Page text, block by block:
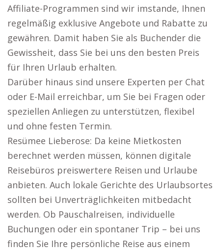
Affiliate-Programmen sind wir imstande, Ihnen
regelmäßig exklusive Angebote und Rabatte zu
gewähren. Damit haben Sie als Buchender die
Gewissheit, dass Sie bei uns den besten Preis
für Ihren Urlaub erhalten.
Darüber hinaus sind unsere Experten per Chat
oder E-Mail erreichbar, um Sie bei Fragen oder
speziellen Anliegen zu unterstützen, flexibel
und ohne festen Termin.
Resümee Lieberose: Da keine Mietkosten
berechnet werden müssen, können digitale
Reisebüros preiswertere Reisen und Urlaube
anbieten. Auch lokale Gerichte des Urlaubsortes
sollten bei Unverträglichkeiten mitbedacht
werden. Ob Pauschalreisen, individuelle
Buchungen oder ein spontaner Trip – bei uns
finden Sie Ihre persönliche Reise aus einem